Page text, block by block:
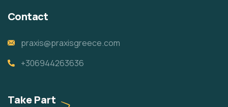
Contact
praxis@praxisgreece.com
+306944263636
Take Part